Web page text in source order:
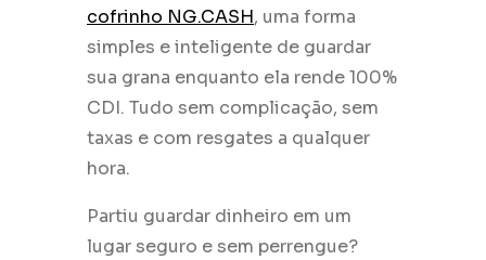
cofrinho NG.CASH, uma forma
simples e inteligente de guardar
sua grana enquanto ela rende 100%
CDI. Tudo sem complicação, sem
taxas e com resgates a qualquer
hora.
Partiu guardar dinheiro em um
lugar seguro e sem perrengue?